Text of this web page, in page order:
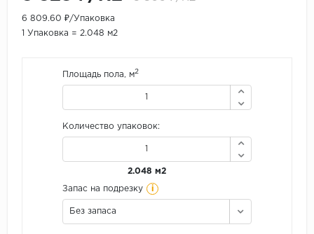
6 809.60 ₽/Упаковка
1 Упаковка = 2.048 м2
Площадь пола, м2
Количество упаковок:
2.048 м2
Запас на подрезку i
Без запаса